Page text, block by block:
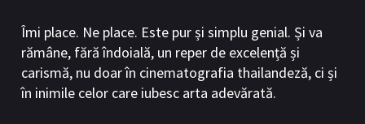
Îmi place. Ne place. Este pur și simplu genial. Și va
rămâne, fără îndoială, un reper de excelență și
carismă, nu doar în cinematografia thailandeză, ci și
în inimile celor care iubesc arta adevărată.